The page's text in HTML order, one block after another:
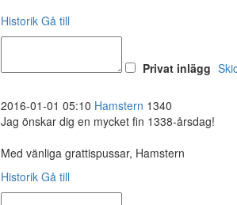
Historik Gå till
Privat inlägg
2016-01-01 05:10 Hamstern 1340
Jag önskar dig en mycket fin 1338-årsdag!
Med vänliga grattispussar, Hamstern
Historik Gå till